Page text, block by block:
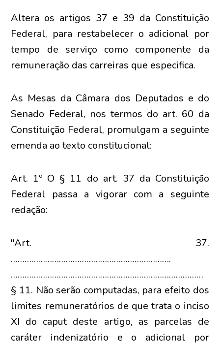
Altera os artigos 37 e 39 da Constituição
Federal, para restabelecer o adicional por
tempo de serviço como componente da
remuneração das carreiras que especifica.
As Mesas da Câmara dos Deputados e do
Senado Federal, nos termos do art. 60 da
Constituição Federal, promulgam a seguinte
emenda ao texto constitucional:
Art. 1º O § 11 do art. 37 da Constituição
Federal passa a vigorar com a seguinte
redação:
"Art. 37.
…………………………………………………………….
…………………………………………………………………………
§ 11. Não serão computadas, para efeito dos
limites remuneratórios de que trata o inciso
XI do caput deste artigo, as parcelas de
caráter indenizatório e o adicional por